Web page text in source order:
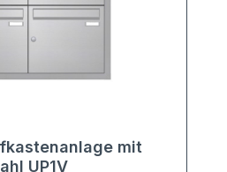
mit
UP1V